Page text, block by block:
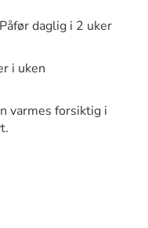
daglig i 2 uker
i uken
varmes forsiktig i